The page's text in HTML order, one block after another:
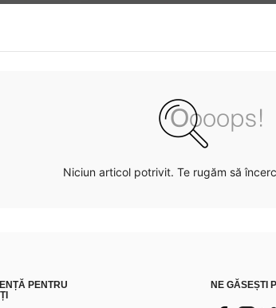
Niciun articol potrivit. Te rugăm să
PENTRU
NE GĂSEȘTI